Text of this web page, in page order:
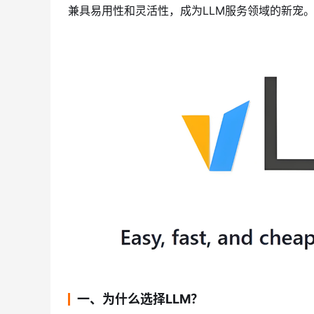
兼具易用性和灵活性，成为LLM服务领域的新宠。
一、为什么选择LLM？